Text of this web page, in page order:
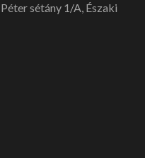
sétány 1/A, Északi